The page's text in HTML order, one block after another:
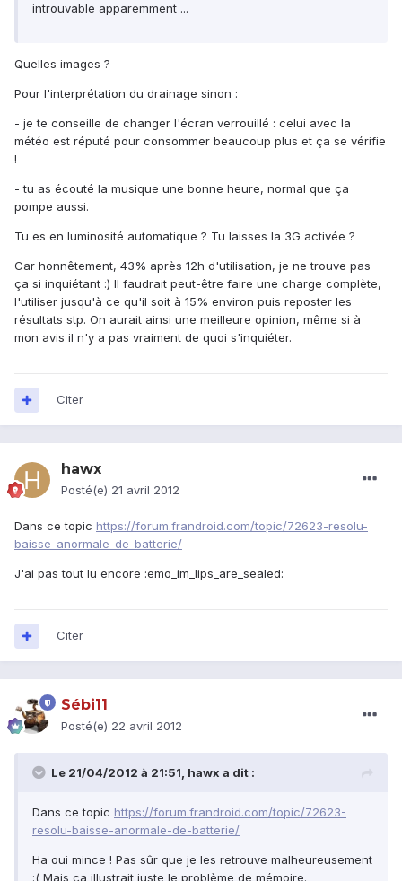
introuvable apparemment ...
Quelles images ?
Pour l'interprétation du drainage sinon :
- je te conseille de changer l'écran verrouillé : celui avec la
météo est réputé pour consommer beaucoup plus et ça se vérifie
!
- tu as écouté la musique une bonne heure, normal que ça
pompe aussi.
Tu es en luminosité automatique ? Tu laisses la 3G activée ?
Car honnêtement, 43% après 12h d'utilisation, je ne trouve pas
ça si inquiétant :) Il faudrait peut-être faire une charge complète,
l'utiliser jusqu'à ce qu'il soit à 15% environ puis reposter les
résultats stp. On aurait ainsi une meilleure opinion, même si à
mon avis il n'y a pas vraiment de quoi s'inquiéter.
Citer
hawx
Posté(e) 21 avril 2012
Dans ce topic https://forum.frandroid.com/topic/72623-resolu-
baisse-anormale-de-batterie/
J'ai pas tout lu encore :emo_im_lips_are_sealed:
Citer
Sébi11
Posté(e) 22 avril 2012
Le 21/04/2012 à 21:51, hawx a dit :
Dans ce topic https://forum.frandroid.com/topic/72623-
resolu-baisse-anormale-de-batterie/
Ha oui mince ! Pas sûr que je les retrouve malheureusement
:( Mais ça illustrait juste le problème de mémoire.